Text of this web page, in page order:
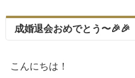
成婚退会おめでとう〜🎉🎉
こんにちは！